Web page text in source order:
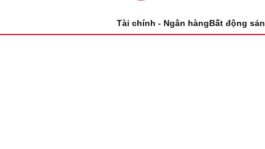
Tài chính - Ngân hàngBất động sản